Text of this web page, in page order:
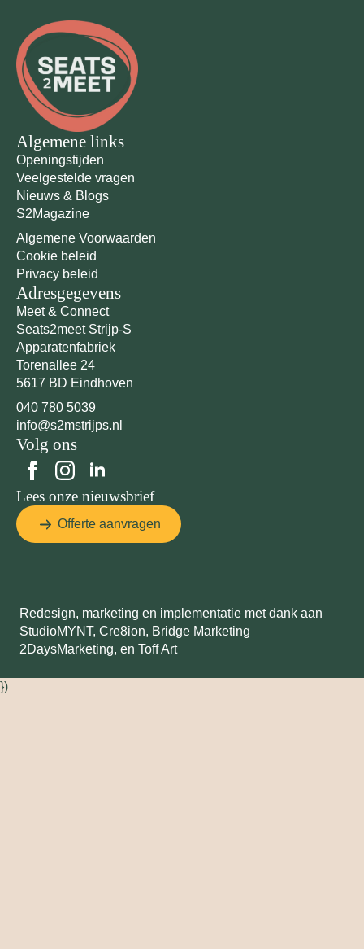
Algemene links
Openingstijden
Veelgestelde vragen
Nieuws & Blogs
S2Magazine
Algemene Voorwaarden
Cookie beleid
Privacy beleid
Adresgegevens
Meet & Connect
Seats2meet Strijp-S
Apparatenfabriek
Torenallee 24
5617 BD Eindhoven
040 780 5039
info@s2mstrijps.nl
Volg ons
Lees onze nieuwsbrief
Offerte aanvragen
Redesign, marketing en implementatie met dank aan
StudioMYNT, Cre8ion, Bridge Marketing
2DaysMarketing, en Toff Art
})